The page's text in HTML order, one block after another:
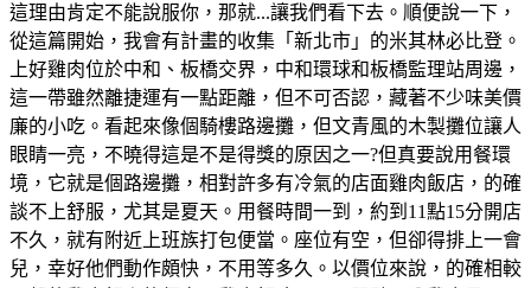
這理由肯定不能說服你，那就...讓我們看下去。順便說一下，
從這篇開始，我會有計畫的收集「新北市」的米其林必比登。
上好雞肉位於中和、板橋交界，中和環球和板橋監理站周邊，
這一帶雖然離捷運有一點距離，但不可否認，藏著不少味美價
廉的小吃。看起來像個騎樓路邊攤，但文青風的木製攤位讓人
眼睛一亮，不曉得這是不是得獎的原因之一?但真要說用餐環
境，它就是個路邊攤，相對許多有冷氣的店面雞肉飯店，的確
談不上舒服，尤其是夏天。用餐時間一到，約到11點15分開店
不久，就有附近上班族打包便當。座位有空，但卻得排上一會
兒，幸好他們動作頗快，不用等多久。以價位來說，的確相較